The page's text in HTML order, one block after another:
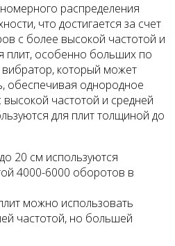
распределения
что достигается за счет
с более высокой частотой и
плит, особенно больших по
который может
обеспечивая однородное
частотой и средней
для плит толщиной до
20 см используются
4000-6000 оборотов в
можно использовать
частотой, но большей